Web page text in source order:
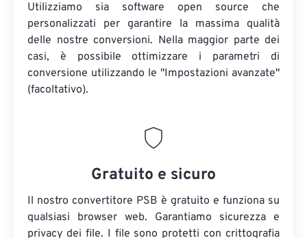
Utilizziamo sia software open source che
personalizzati per garantire la massima qualità
delle nostre conversioni. Nella maggior parte dei
casi, è possibile ottimizzare i parametri di
conversione utilizzando le "Impostazioni avanzate"
(facoltativo).
Gratuito e sicuro
Il nostro convertitore PSB è gratuito e funziona su
qualsiasi browser web. Garantiamo sicurezza e
privacy dei file. I file sono protetti con crittografia